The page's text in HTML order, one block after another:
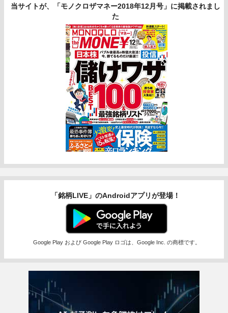
当サイトが、「モノクロザマネー2018年12月号」に掲載されまし
た
「銘柄LIVE」のAndroidアプリが登場！
Google Play および Google Play ロゴは、Google Inc. の商標です。